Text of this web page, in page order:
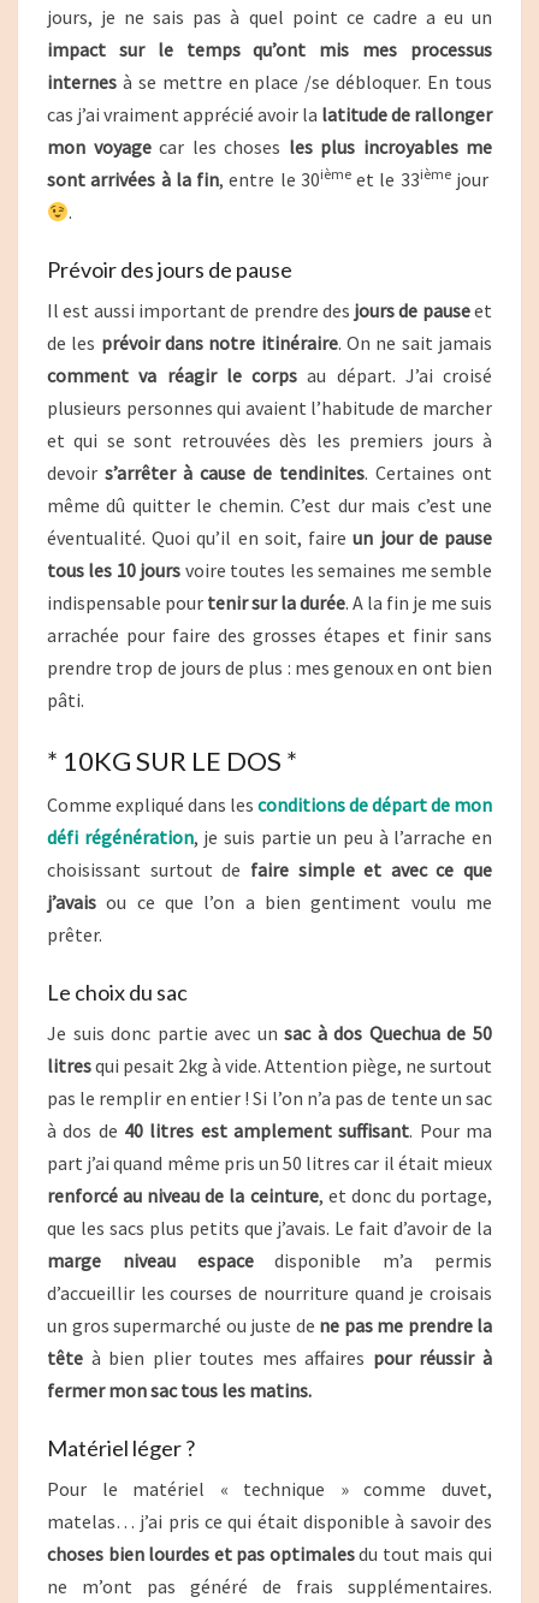
jours, je ne sais pas à quel point ce cadre a eu un
impact sur le temps qu’ont mis mes processus
internes à se mettre en place /se débloquer. En tous
cas j’ai vraiment apprécié avoir la latitude de rallonger
mon voyagecar les choses les plus incroyables me
sont arrivées à la fin, entre le 30ièmeet le 33ièmejour
.
Prévoir des jours de pause
Il est aussi important de prendre des jours de pauseet
de les prévoir dans notre itinéraire. On ne sait jamais
comment va réagir le corps au départ. J’ai croisé
plusieurs personnes qui avaient l’habitude de marcher
et qui se sont retrouvées dès les premiers jours à
devoir s’arrêter à cause de tendinites. Certaines ont
même dû quitter le chemin. C’est dur mais c’est une
éventualité. Quoi qu’il en soit, faireun jour de pause
tous les 10 jours voire toutes les semaines me semble
indispensable pour tenir sur la durée. A la fin je me suis
arrachée pour faire des grosses étapes et finir sans
prendre trop de jours de plus : mes genoux en ont bien
pâti.
* 10KG SUR LE DOS *
Comme expliqué dans les conditions de départ de mon
défi régénération, je suis partie un peu à l’arrache en
choisissant surtout de faire simple et avec ce que
j’avais ou ce que l’on a bien gentiment voulu me
prêter.
Le choix du sac
Je suis donc partie avec unsac à dos Quechua de 50
litresqui pesait 2kg à vide. Attention piège, ne surtout
pas le remplir en entier ! Si l’on n’a pas de tente un sac
à dos de 40 litres est amplement suffisant. Pour ma
part j’ai quand même pris un 50 litres car il était mieux
renforcé au niveau de la ceinture, et donc du portage,
que les sacs plus petits que j’avais. Le fait d’avoir de la
marge niveau espacedisponible m’a permis
d’accueillir les courses de nourriture quand je croisais
un gros supermarché ou juste de ne pas me prendre la
tête à bien plier toutes mes affaires pour réussir à
fermer mon sac tous les matins.
Matériel léger ?
Pour le matériel « technique » comme duvet,
matelas… j’ai pris ce qui était disponible à savoir des
choses bien lourdes et pas optimalesdu tout mais qui
ne m’ont pas généré de frais supplémentaires.